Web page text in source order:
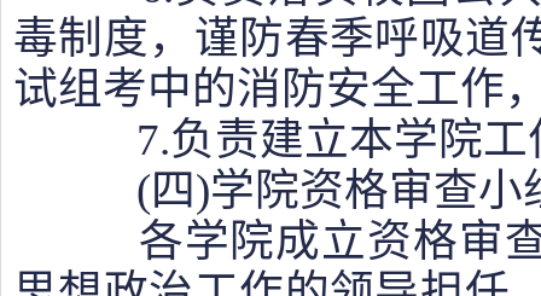
毒制度，谨防春季呼吸道
试组考中的消防安全工作
7.负责建立本学院工
(四)学院资格审查小
各学院成立资格审查